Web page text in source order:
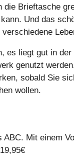
Brieftasche
Und das
es liegt gut in
genutzt
sobald Sie
wollen.
Mit einem